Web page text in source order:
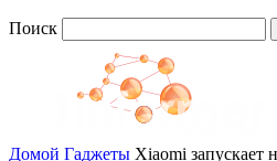
Поиск
Домой Гаджеты Xiaomi запускает